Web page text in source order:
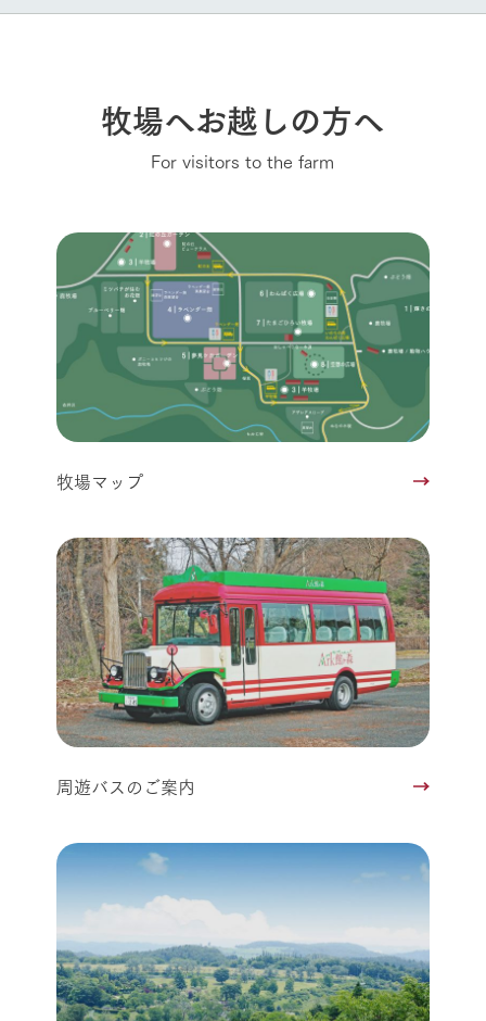
牧場へお越しの方へ
For visitors to the farm
牧場マップ
周遊バスのご案内